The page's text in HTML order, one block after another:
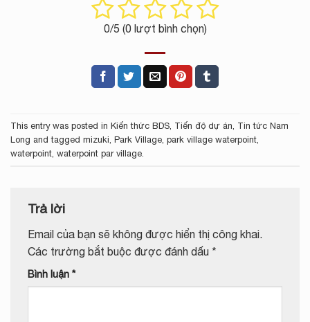
0/5 (0 lượt bình chọn)
This entry was posted in Kiến thức BDS Tiến độ dự án Tin tức Nam
Long and tagged mizuki Park Village park village waterpoint
waterpoint waterpoint par village
Trả lời
Email của bạn sẽ không được hiển thị công khai.
Các trường bắt buộc được đánh dấu *
Bình luận *